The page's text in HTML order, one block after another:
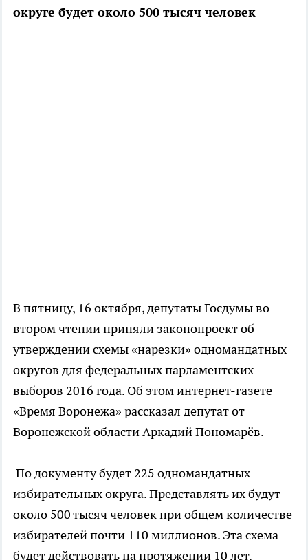
округе будет около 500 тысяч человек
В пятницу, 16 октября, депутаты Госдумы во
втором чтении приняли законопроект об
утверждении схемы «нарезки» одномандатных
округов для федеральных парламентских
выборов 2016 года. Об этом интернет-газете
«Время Воронежа» рассказал депутат от
Воронежской области Аркадий Пономарёв.
По документу будет 225 одномандатных
избирательных округа. Представлять их будут
около 500 тысяч человек при общем количестве
избирателей почти 110 миллионов. Эта схема
будет действовать на протяжении 10 лет.